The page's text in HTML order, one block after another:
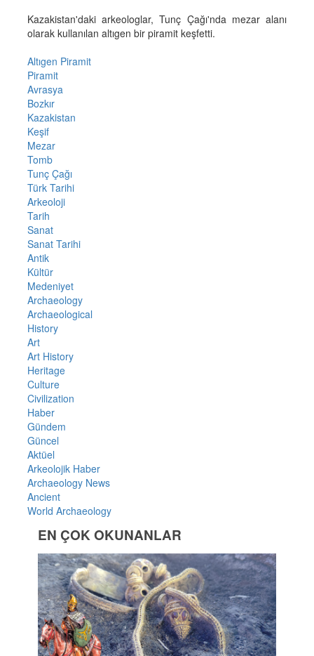
Kazakistan'daki arkeologlar, Tunç Çağı'nda mezar alanı
olarak kullanılan altıgen bir piramit keşfetti.
Altıgen Piramit
Piramit
Avrasya
Bozkır
Kazakistan
Keşif
Mezar
Tomb
Tunç Çağı
Türk Tarihi
Arkeoloji
Tarih
Sanat
Sanat Tarihi
Antik
Kültür
Medeniyet
Archaeology
Archaeological
History
Art
Art History
Heritage
Culture
Civilization
Haber
Gündem
Güncel
Aktüel
Arkeolojik Haber
Archaeology News
Ancient
World Archaeology
EN ÇOK OKUNANLAR